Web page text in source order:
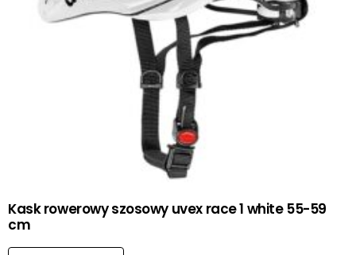
Kask rowerowy szosowy uvex race 1 white 55-59
cm